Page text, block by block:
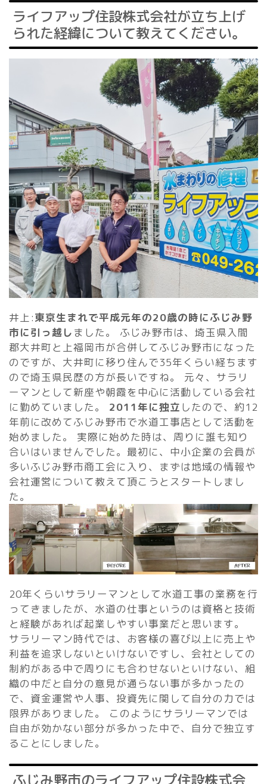
ライフアップ住設株式会社が立ち上げ
られた経緯について教えてください。
井上:東京生まれで平成元年の20歳の時にふじみ野
市に引っ越し ました。 ふじみ野市は、埼玉県入間
郡大井町と上福岡市が合併してふじみ野市になった
のですが、大井町に移り住んで35年くらい経ちます
ので埼玉県民歴の方が長いですね。 元々、サラリ
ーマンとして新座や朝霞を中心に活動している会社
に勤めていました。 2011年に独立 したので、約12
年前に改めてふじみ野市で水道工事店として活動を
始めました。 実際に始めた時は、周りに誰も知り
合いはいませんでした。最初に、中小企業の会員が
多いふじみ野市商工会に入り、まずは地域の情報や
会社運営について教えて頂こうとスタートしまし
た。
20年くらいサラリーマンとして水道工事の業務を行
ってきましたが、水道の仕事というのは資格と技術
と経験があれば起業しやすい事業だと思います。
サラリーマン時代では、お客様の喜び以上に売上や
利益を追求しないといけないですし、会社としての
制約がある中で周りにも合わせないといけない、組
織の中だと自分の意見が通らない事が多かったの
で、資金運営や人事、投資先に関して自分の力では
限界がありました。 このようにサラリーマンでは
自由が効かない部分が多かった中で、自分で独立す
ることにしました。
ふじみ野市のライフアップ住設株式会